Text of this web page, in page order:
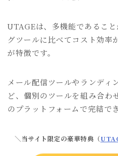
UTAGEは、多機能であるこ
グツールに比べてコスト効率
が特徴です。
メール配信ツールやランディ
ど、個別のツールを組み合わ
のプラットフォームで完結で
＼当サイト限定の豪華特典（